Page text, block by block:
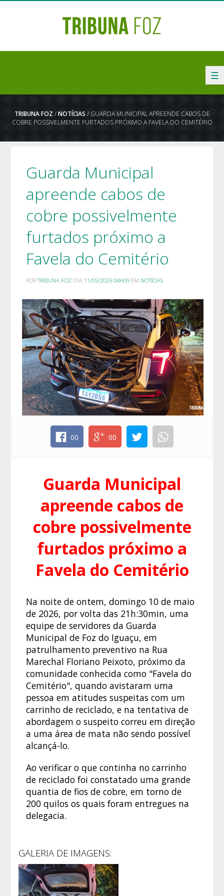
☰
TRIBUNA FOZ /NOTÍCIAS / GUARDA MUNICIPAL APREENDE CABOS DE
COBRE POSSIVELMENTE FURTADOS PRÓXIMO A FAVELA DO CEMITÉRIO
Guarda Municipal
apreende cabos de
cobre possivelmente
furtados próximo a
Favela do Cemitério
PORTRIBUNA FOZ DIA 11/05/2026 04H09 EM NOTÍCIAS
00 00
Guarda Municipal
apreende cabos de
cobre possivelmente
furtados próximo a
Favela do Cemitério
Na noite de ontem, domingo 10 de maio
de 2026, por volta das 21h:30min, uma
equipe de servidores da Guarda
Municipal de Foz do Iguaçu, em
patrulhamento preventivo na Rua
Marechal Floriano Peixoto, próximo da
comunidade conhecida como "Favela do
Cemitério", quando avistaram uma
pessoa em atitudes suspeitas com um
carrinho de reciclado, e na tentativa de
abordagem o suspeito correu em direção
a uma área de mata não sendo possível
alcançá-lo.
Ao verificar o que continha no carrinho
de reciclado foi constatado uma grande
quantia de fios de cobre, em torno de
200 quilos os quais foram entregues na
delegacia.
GALERIA DE IMAGENS: